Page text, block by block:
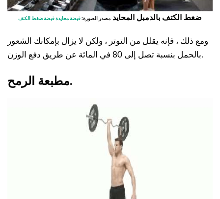
ضغط الكتف بالدمبل المحايد مصدر الصورة: قبضة محايدة قبضة ضغط الكتف
ومع ذلك ، فإنه يقلل من التوتر ، ولكن لا يزال بإمكانك الشعور
بالحمل بنسبة تصل إلى 80 في المائة عن طريق دفع الوزن.
مطبعة الرمح.